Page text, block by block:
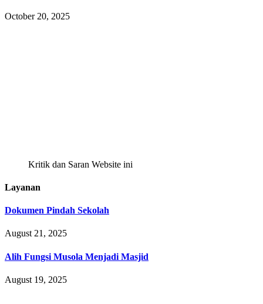
October 20, 2025
Kritik dan Saran Website ini
Layanan
Dokumen Pindah Sekolah
August 21, 2025
Alih Fungsi Musola Menjadi Masjid
August 19, 2025